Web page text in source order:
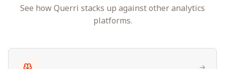
See how Querri stacks up against other analytics
platforms.